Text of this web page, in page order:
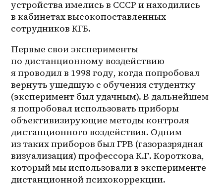
устройства имелись в СССР и находились
в кабинетах высокопоставленных
сотрудников КГБ.
Первые свои эксперименты
по дистанционному воздействию
я проводил в 1998 году, когда попробовал
вернуть ушедшую с обучения студентку
(эксперимент был удачным). В дальнейшем
я попробовал использовать приборы
объективизирующие методы контроля
дистанционного воздействия. Одним
из таких приборов был ГРВ (газоразрядная
визуализация) профессора К.Г. Короткова,
который мы использовали в эксперименте
дистанционной психокоррекции.